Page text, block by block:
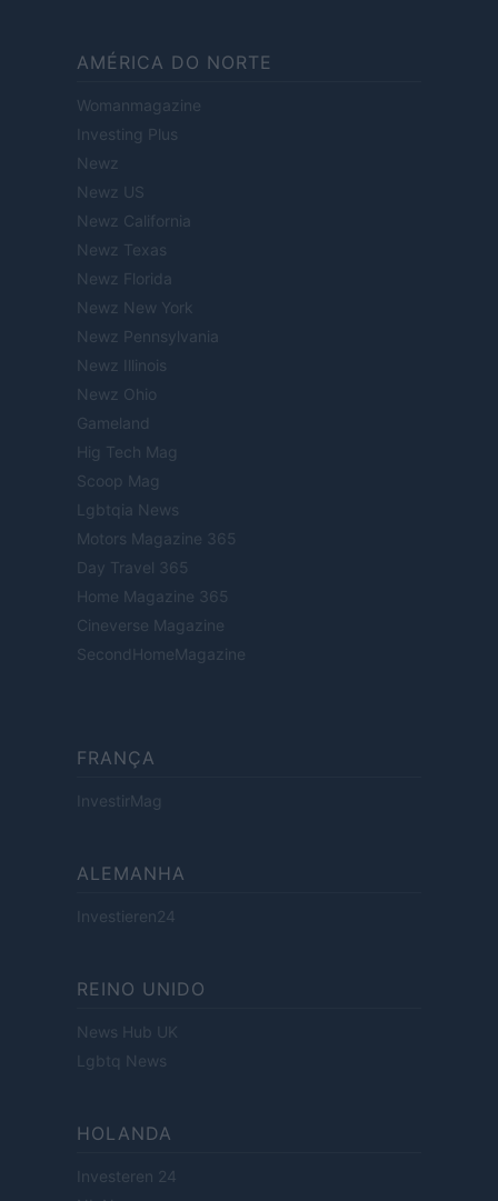
AMÉRICA DO NORTE
Womanmagazine
Investing Plus
Newz
Newz US
Newz California
Newz Texas
Newz Florida
Newz New York
Newz Pennsylvania
Newz Illinois
Newz Ohio
Gameland
Hig Tech Mag
Scoop Mag
Lgbtqia News
Motors Magazine 365
Day Travel 365
Home Magazine 365
Cineverse Magazine
SecondHomeMagazine
FRANÇA
InvestirMag
ALEMANHA
Investieren24
REINO UNIDO
News Hub UK
Lgbtq News
HOLANDA
Investeren 24